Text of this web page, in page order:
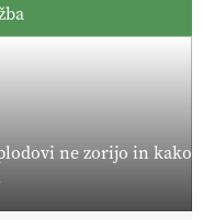
ne zorijo in kako